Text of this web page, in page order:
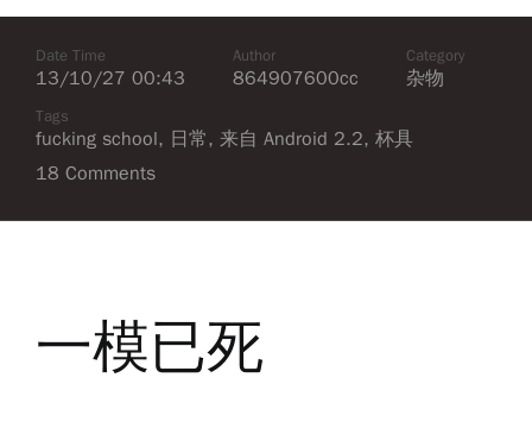
Date Time
13/10/27 00:43
Author
864907600cc
Category
杂物
Tags
fucking school, 日常, 来自 Android 2.2, 杯具
18 Comments
一模已死